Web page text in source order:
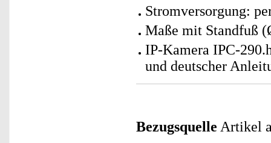
Stromversorgung:
Maße mit Standfuß
IP-Kamera IPC-
und deutscher
Bezugsquelle Artikel